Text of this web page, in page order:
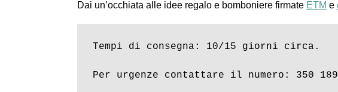
Dai un’occhiata alle idee regalo e bomboniere firmate ETM e
Tempi di consegna: 10/15 giorni circa.
Per urgenze contattare il numero: 350 189